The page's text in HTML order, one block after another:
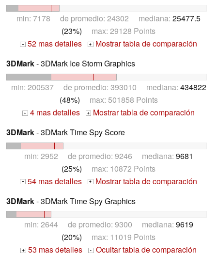
min: 7178 de promedio: 24302 mediana: 25477.5
(23%) max: 29128 Points
+ 52 mas detalles + Mostrar tabla de comparación
3DMark- 3DMark Ice Storm Graphics
min: 200537 de promedio: 393010 mediana: 434822
(48%) max: 501858 Points
+ 4 mas detalles +
Mostrar tabla de comparación
3DMark- 3DMark Time Spy Score
min: 2952 de promedio: 9246 mediana: 9681
(25%) max: 10872 Points
+ 54 mas detalles + Mostrar tabla de comparación
3DMark- 3DMark Time Spy Graphics
min: 2644 de promedio: 9300 mediana: 9619
(20%) max: 11019 Points
+ 53 mas detalles - Ocultar tabla de comparación